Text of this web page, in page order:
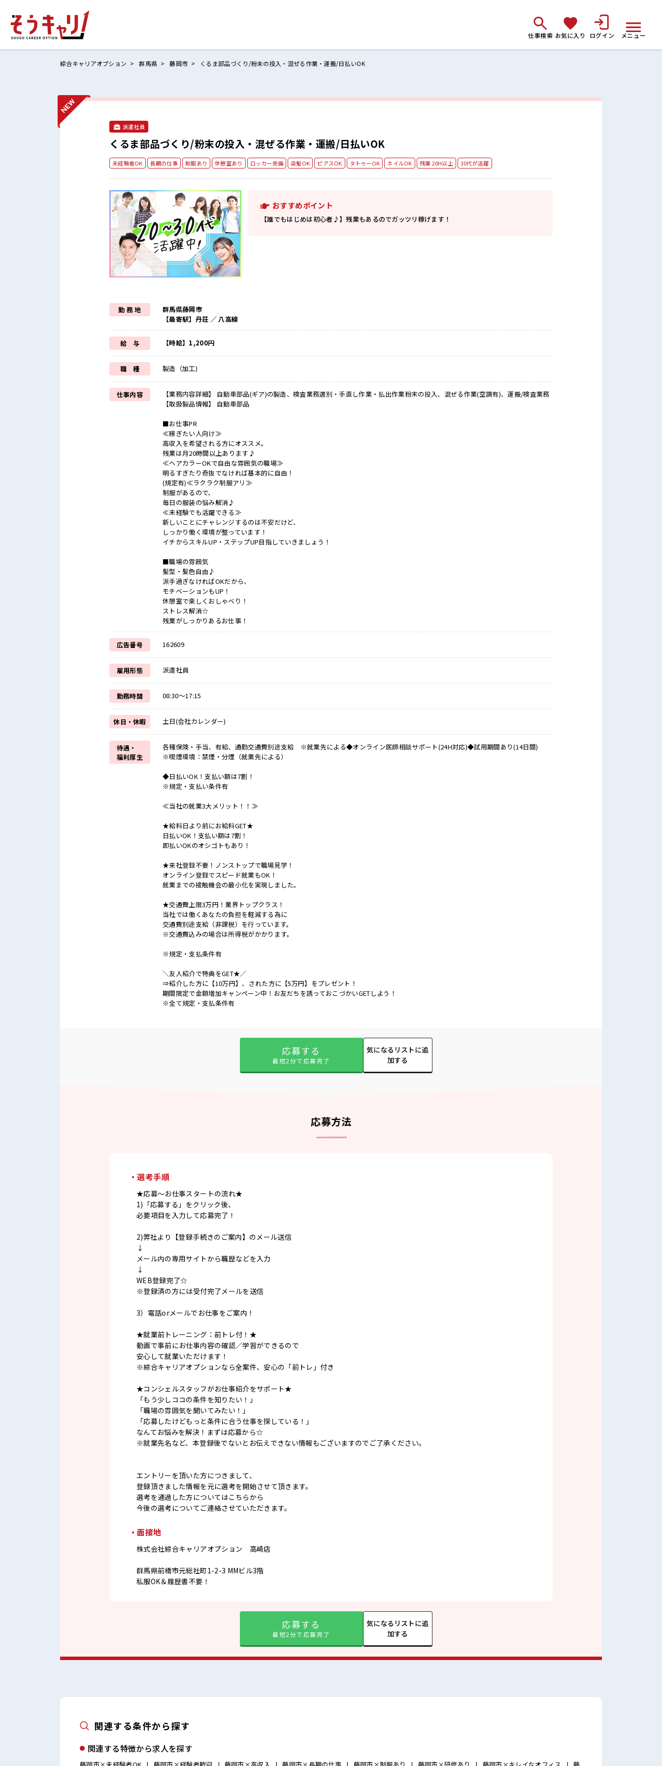
仕事検索 お気に入り ログイン メニュー
ログイン 閉じる
ホームにもどる
お気に入りリスト
お問い合わせ
ログイン
綜合キャリアオプション 群馬県 藤岡市 くるま部品づくり/粉末の投入・混ぜる作業・運搬/日払いOK
派遣社員
くるま部品づくり/粉末の投入・混ぜる作業・運搬/日払いOK
未経験者OK 長期の仕事 制服あり 休憩室あり ロッカー完備 染髪OK ピアスOK タトゥーOK ネイルOK 残業 20H以上 30代が活躍
おすすめポイント
【誰でもはじめは初心者♪】残業もあるのでガッツリ稼げます！
勤 務 地
群馬県藤岡市
【最寄駅】丹荘 ／ 八高線
給 与 【時給】1,200円
職 種 製造（加工)
仕事内容
【業務内容詳細】 自動車部品(ギア)の製造、検査業務選別・手直し作業・払出作業粉末の投入、混ぜる作業(空調有)、運搬/検査業務
【取扱製品情報】 自動車部品
■お仕事PR
≪稼ぎたい人向け≫
高収入を希望される方にオススメ。
残業は月20時間以上あります♪
≪ヘアカラーOKで自由な雰囲気の職場≫
明るすぎたり奇抜でなければ基本的に自由！
(規定有)≪ラクラク制服アリ≫
制服があるので、
毎日の服装の悩み解消♪
≪未経験でも活躍できる≫
新しいことにチャレンジするのは不安だけど、
しっかり働く環境が整っています！
イチからスキルUP・ステップUP目指していきましょう！
■職場の雰囲気
髪型・髪色自由♪
派手過ぎなければOKだから、
モチベーションもUP！
休憩室で楽しくおしゃべり！
ストレス解消☆
残業がしっかりあるお仕事！
広告番号 162609
雇用形態 派遣社員
勤務時間 08:30～17:15
休日・休暇 土日(会社カレンダー)
待遇・
福利厚生
各種保険・手当、有給、通勤交通費別途支給 ※就業先による◆オンライン医師相談サポート(24H対応)◆試用期間あり(14日間)
※喫煙環境：禁煙・分煙（就業先による）
◆日払いOK！支払い額は7割！
※規定・支払い条件有
≪当社の就業3大メリット！！≫
★給料日より前にお給料GET★
日払いOK！支払い額は7割！
即払いOKのオシゴトもあり！
★来社登録不要！ノンストップで職場見学！
オンライン登録でスピード就業もOK！
就業までの接触機会の最小化を実現しました。
★交通費上限3万円！業界トップクラス！
当社では働くあなたの負担を軽減する為に
交通費別途支給（非課税）を行っています。
※交通費込みの場合は所得税がかかります。
※規定・支払条件有
＼友人紹介で特典をGET★／
⇒紹介した方に【10万円】、された方に【5万円】をプレゼント！
期間限定で金額増加キャンペーン中！お友だちを誘っておこづかいGETしよう！
※全て規定・支払条件有
応募する
最短2分で応募完了
気になるリストに追
加する
応募方法
・選考手順
★応募～お仕事スタートの流れ★
1)「応募する」をクリック後、
必要項目を入力して応募完了！
2)弊社より【登録手続きのご案内】のメール送信
↓
メール内の専用サイトから職歴などを入力
↓
WEB登録完了☆
※登録済の方には受付完了メールを送信
3）電話orメールでお仕事をご案内！
★就業前トレーニング：前トレ付！★
動画で事前にお仕事内容の確認／学習ができるので
安心して就業いただけます！
※綜合キャリアオプションなら全案件、安心の「前トレ」付き
★コンシェルスタッフがお仕事紹介をサポート★
「もう少しココの条件を知りたい！」
「職場の雰囲気を聞いてみたい！」
「応募したけどもっと条件に合う仕事を探している！」
なんてお悩みを解決！まずは応募から☆
※就業先名など、本登録後でないとお伝えできない情報もございますのでご了承ください。
エントリーを頂いた方につきまして、
登録頂きました情報を元に選考を開始させて頂きます。
選考を通過した方についてはこちらから
今後の選考についてご連絡させていただきます。
・面接地
株式会社綜合キャリアオプション 高崎店
群馬県前橋市元総社町1-2-3 MMビル3階
私服OK＆履歴書不要！
応募する
最短2分で応募完了
気になるリストに追
加する
関連する条件から探す
関連する特徴から求人を探す